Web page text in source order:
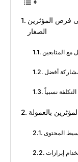
فرص المؤثرين
الصغار
مع المتابعين
أفضل
نسبياً
بالعمولة
المحتوى